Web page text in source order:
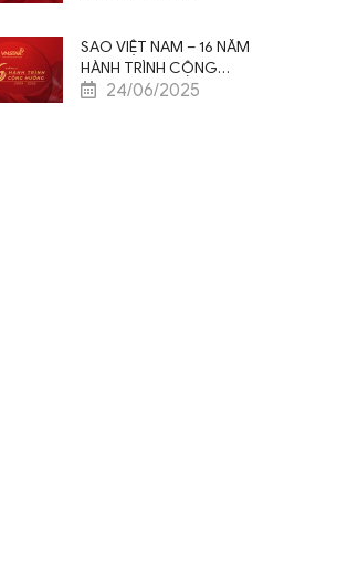
SAO VIỆT NAM – 16 NĂM
HÀNH TRÌNH CỘNG
HƯỞNG24/06/2025